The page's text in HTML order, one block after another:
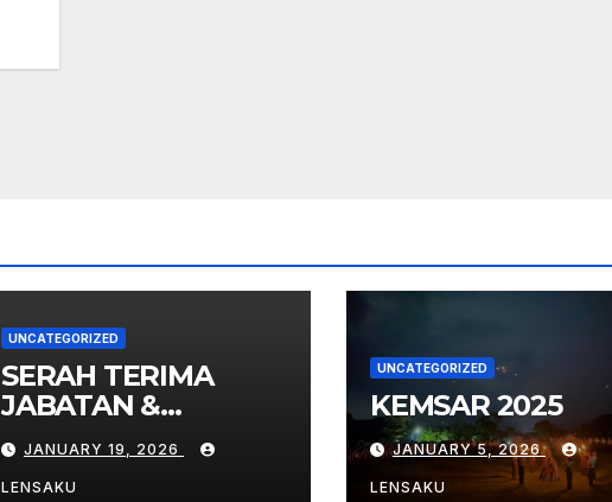
UNCATEGORIZED
SERAH TERIMA
JABATAN &
ORIENTASI
ANGGOTA BARU
PMR MTsN 9
JANUARY 19, 2026
LENSAKU
UNCATEGORIZED
KEMSAR 2025
JANUARY 5, 2026
LENSAKU